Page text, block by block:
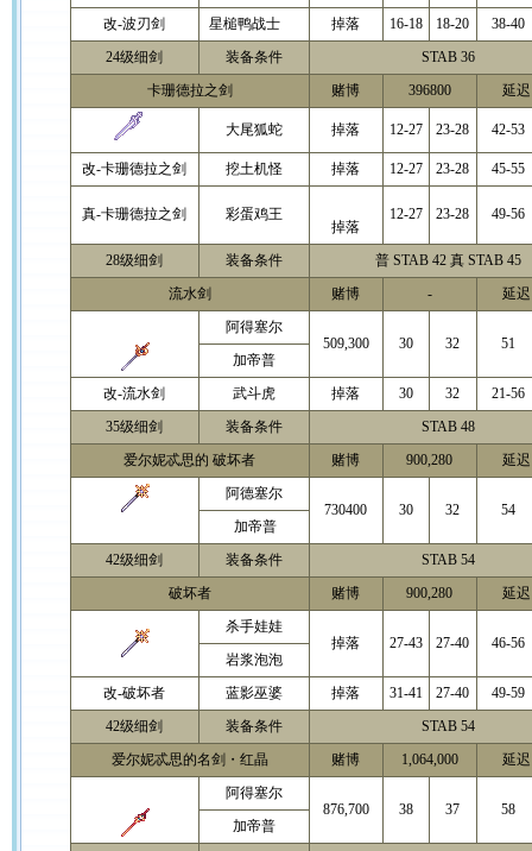
改-波刃剑
星槌鸭战士 掉落 16-18 18-20
38-40
24级细剑
装备条件
STAB 36
卡珊德拉之剑
赌博 396800 延
大尾狐蛇 掉落 12-27 23-28 42-53
改-卡珊德拉之剑 挖土机怪 掉落 12-27 23-28 45-55
真-卡珊德拉之剑 彩蛋鸡王
掉落
12-27 23-28 49-56
28级细剑 装备条件
普 STAB 42 真 STAB 45
流水剑
赌博 - 延迟
阿得塞尔
509,300
30 32
51
加帝普
改-流水剑
武斗虎 掉落 30 32
21-56
35级细剑
装备条件
STAB 48
爱尔妮忒思的 破坏者
赌博 900,280
延
阿德塞尔
730400
30 32
54
加帝普
42级细剑
装备条件
STAB 54
破坏者
赌博 900,280
延
杀手娃娃
掉落
27-43 27-40
46-56
岩浆泡泡
改-破坏者
蓝影巫婆 掉落 31-41 27-40
49-59
42级细剑
装备条件
STAB 54
爱尔妮忒思的名剑・红晶
赌博 1,064,000
延
阿得塞尔
876,700
38 37
58
加帝普